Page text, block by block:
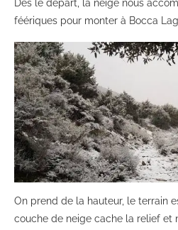
Dès le départ, la neige nous
féériques pour monter à Bocca
On prend de la hauteur, le terrain
couche de neige cache la relief et